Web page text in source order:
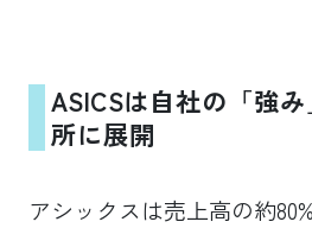
ASICSは自社の「強
所に展開
アシックスは売上高の約